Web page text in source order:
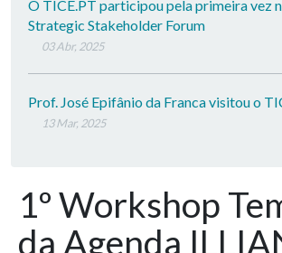
O TICE.PT participou pela primeira vez
Strategic Stakeholder Forum
03 Abr, 2025
Prof. José Epifânio da Franca visitou o
13 Mar, 2025
1º Workshop
da Agenda